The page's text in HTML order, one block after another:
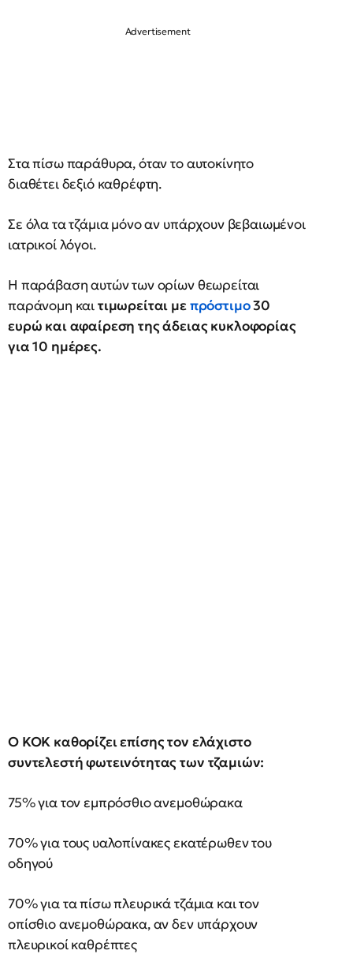
Στα πίσω παράθυρα, όταν το αυτοκίνητο
διαθέτει δεξιό καθρέφτη.
Σε όλα τα τζάμια μόνο αν υπάρχουν βεβαιωμένοι
ιατρικοί λόγοι.
Η παράβαση αυτών των ορίων θεωρείται
παράνομη καιτιμωρείται μεπρόστιμο30
ευρώ και αφαίρεση της άδειας κυκλοφορίας
για 10 ημέρες.
Ο ΚΟΚ καθορίζει επίσης τον ελάχιστο
συντελεστή φωτεινότητας των τζαμιών:
75% για τον εμπρόσθιο ανεμοθώρακα
70% για τους υαλοπίνακες εκατέρωθεν του
οδηγού
70% για τα πίσω πλευρικά τζάμια και τον
οπίσθιο ανεμοθώρακα, αν δεν υπάρχουν
πλευρικοί καθρέπτες